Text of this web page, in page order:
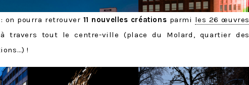
on pourra retrouver 11 nouvelles créations parmi les 26 œuvres
travers tout le centre-ville (place du Molard, quartier des
!